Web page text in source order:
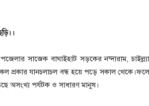
উপজেলার সাজেক বাঘাইহাট সড়কের নন্দারাম,
প্রকার যানচলাচল বন্ধ হয়ে পড়ে সকাল
অসংখ্য পর্যটক ও সাধারণ মানুষ।